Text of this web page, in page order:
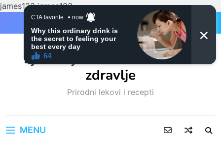
james123james123
Ljubitelji mačaka i Prirodno
zdravlje
Prirodni lekovi i recepti
MENU